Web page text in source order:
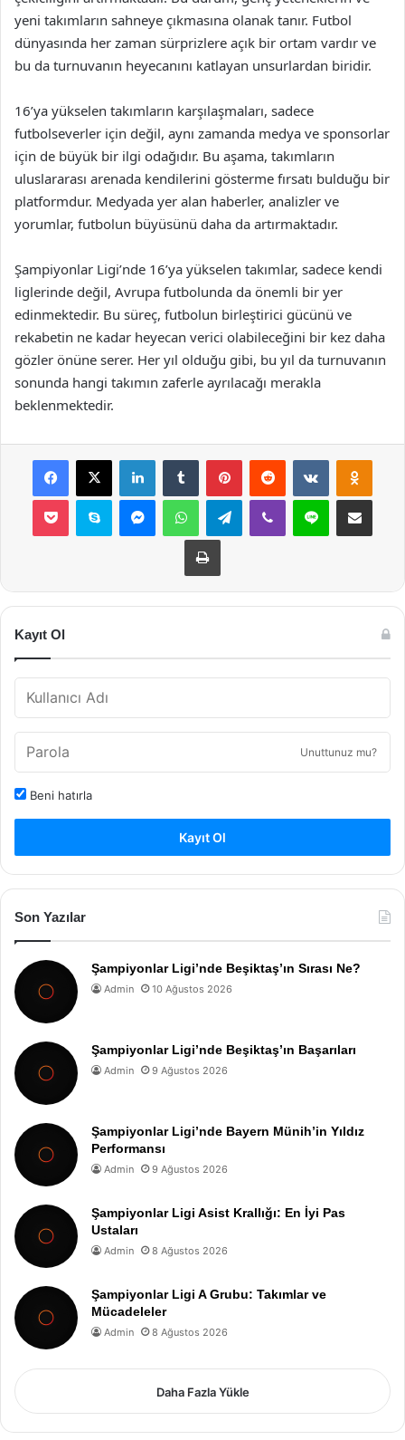
yeni takımların sahneye çıkmasına olanak tanır. Futbol
dünyasında her zaman sürprizlere açık bir ortam vardır ve
bu da turnuvanın heyecanını katlayan unsurlardan biridir.
16’ya yükselen takımların karşılaşmaları, sadece
futbolseverler için değil, aynı zamanda medya ve sponsorlar
için de büyük bir ilgi odağıdır. Bu aşama, takımların
uluslararası arenada kendilerini gösterme fırsatı bulduğu bir
platformdur. Medyada yer alan haberler, analizler ve
yorumlar, futbolun büyüsünü daha da artırmaktadır.
Şampiyonlar Ligi’nde 16’ya yükselen takımlar, sadece kendi
liglerinde değil, Avrupa futbolunda da önemli bir yer
edinmektedir. Bu süreç, futbolun birleştirici gücünü ve
rekabetin ne kadar heyecan verici olabileceğini bir kez daha
gözler önüne serer. Her yıl olduğu gibi, bu yıl da turnuvanın
sonunda hangi takımın zaferle ayrılacağı merakla
beklenmektedir.
Facebook
X LinkedInTumblr PinterestReddit VKontakte
Pocket Skype MessengerWhatsAppTelegramViber Line E-Posta ile
Yazdır
Kayıt Ol
Unuttunuz mu?
Beni hatırla
Kayıt Ol
Son Yazılar
Şampiyonlar Ligi’nde Beşiktaş’ın Sırası Ne?
Admin 10 Ağustos 2026
Şampiyonlar Ligi’nde Beşiktaş’ın Başarıları
Admin 9 Ağustos 2026
Şampiyonlar Ligi’nde Bayern Münih’in Yıldız
Performansı
Admin 9 Ağustos 2026
Şampiyonlar Ligi Asist Krallığı: En İyi Pas
Ustaları
Admin 8 Ağustos 2026
Şampiyonlar Ligi A Grubu: Takımlar ve
Mücadeleler
Admin 8 Ağustos 2026
Daha Fazla Yükle